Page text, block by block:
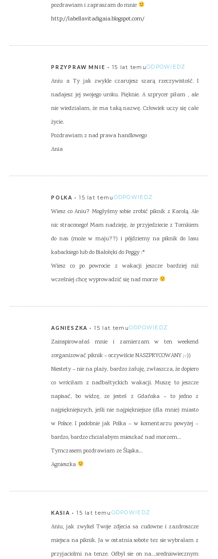
pozdrawiam i zapraszam do mnie
http://labellavitadigaia.blogspot.com/
PRZYPRAW MNIE 15 lat temuODPOWIEDZ
Aniu a Ty jak zwykle czarujesz szarą rzeczywistość. I
nadajesz jej swojego uroku. Pięknie. A szprycer piłam , ale
nie wiedzialam, że ma taką nazwę. Człowiek uczy się całe
życie.
Pozdrawiam z nad prawa handlowego
Ania
POLKA 15 lat temu ODPOWIEDZ
Wiesz co Aniu? Mogłyśmy sobie zrobić piknik z Karolą. Ale
nic straconego! Mam nadzieję, że przyjedziecie z Tomkiem
do nas (może w maju??) i pójdziemy na piknik do lasu
kabackiego lub do Białołęki do Peggy :*
Wiesz co po powrocie z wakacji jeszcze bardziej niż
wcześniej chcę wyprowadzić się nad morze
AGNIESZKA 15 lat temuODPOWIEDZ
Zainspirowałaś mnie i zamierzam w ten weekend
zorganizować piknik – oczywiście NASZPRYCOWANY ;-))
Niestety – nie na plaży, bardzo żałuję, zwłaszcza, że dopiero
co wróciłam z nadbałtyckich wakacji. Muszę to jeszcze
napisać, bo widzę, ze jesteś z Gdańska – to jedno z
najpiękniejszych, jeśli nie najpiękniejsze (dla mnie) miasto
w Polsce. I podobnie jak Polka – w komentarzu powyżej –
bardzo, bardzo chciałabym mieszkać nad morzem…
Tymczasem pozdrawiam ze Śląska…
Agnieszka
KASIA 15 lat temu ODPOWIEDZ
Aniu, jak zwykel Twoje zdjecia sa cudowne i zazdroszcze
miejsca na piknik. Ja w ostatnia sobote tez sie wybralam z
przyjaciolmi na tenze. Odbyl sie on na….sredniowiecznym